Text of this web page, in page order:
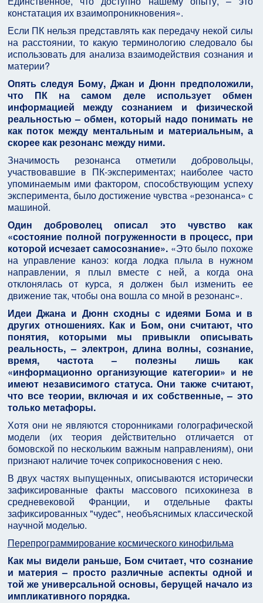
констатация их взаимопроникновения».
Если ПК нельзя представлять как передачу некой силы
на расстоянии, то какую терминологию следовало бы
использовать для анализа взаимодействия сознания и
материи?
Опять следуя Бому, Джан и Дюнн предположили,
что ПК на самом деле использует обмен
информацией между сознанием и физической
реальностью – обмен, который надо понимать не
как поток между ментальным и материальным, а
скорее как резонанс между ними.
Значимость резонанса отметили добровольцы,
участвовавшие в ПК-экспериментах; наиболее часто
упоминаемым ими фактором, способствующим успеху
эксперимента, было достижение чувства «резонанса» с
машиной.
Один доброволец описал это чувство как
«состояние полной погруженности в процесс, при
которой исчезает самосознание». «Это было похоже
на управление каноэ: когда лодка плыла в нужном
направлении, я плыл вместе с ней, а когда она
отклонялась от курса, я должен был изменить ее
движение так, чтобы она вошла со мной в резонанс».
Идеи Джана и Дюнн сходны с идеями Бома и в
других отношениях. Как и Бом, они считают, что
понятия, которыми мы привыкли описывать
реальность, – электрон, длина волны, сознание,
время, частота – полезны лишь как
«информационно организующие категории» и не
имеют независимого статуса. Они также считают,
что все теории, включая и их собственные, – это
только метафоры.
Хотя они не являются сторонниками голографической
модели (их теория действительно отличается от
бомовской по нескольким важным направлениям), они
признают наличие точек соприкосновения с нею.
В двух частях выпущенных, описываются исторически
зафиксированные факты массового психокинеза в
средневековой Франции, и отдельные факты
зафиксированных "чудес", необъяснимых классической
научной моделью.
Перепрограммирование космического кинофильма
Как мы видели раньше, Бом считает, что сознание
и материя – просто различные аспекты одной и
той же универсальной основы, берущей начало из
импликативного порядка.